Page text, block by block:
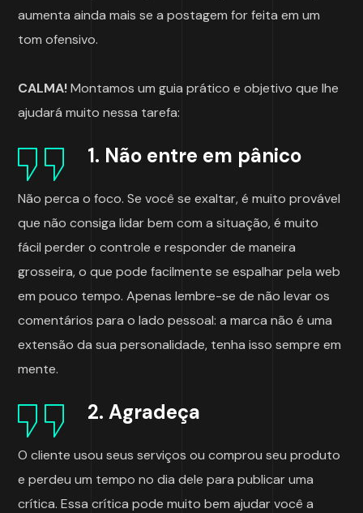
aumenta ainda mais se a postagem for feita em um
tom ofensivo.
CALMA!Montamos um guia prático e objetivo que lhe
ajudará muito nessa tarefa:
1. Não entre em pânico
Não perca o foco. Se você se exaltar, é muito provável
que não consiga lidar bem com a situação, é muito
fácil perder o controle e responder de maneira
grosseira, o que pode facilmente se espalhar pela web
em pouco tempo. Apenas lembre-se de não levar os
comentários para o lado pessoal: a marca não é uma
extensão da sua personalidade, tenha isso sempre em
mente.
2. Agradeça
O cliente usou seus serviços ou comprou seu produto
e perdeu um tempo no dia dele para publicar uma
crítica. Essa crítica pode muito bem ajudar você a